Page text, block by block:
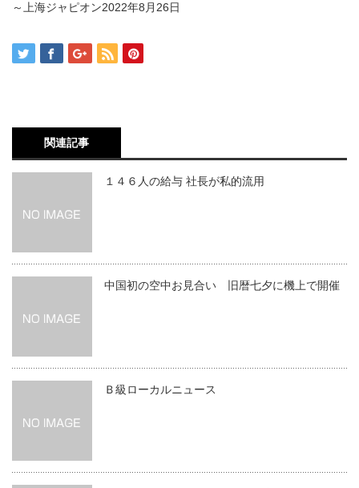
～上海ジャピオン2022年8月26日
関連記事
１４６人の給与 社長が私的流用
中国初の空中お見合い 旧暦七夕に機上で開催
Ｂ級ローカルニュース